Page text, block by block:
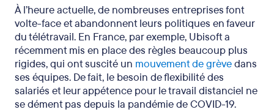
À l’heure actuelle, de nombreuses entreprises font
volte-face et abandonnent leurs politiques en faveur
du télétravail. En France, par exemple, Ubisoft a
récemment mis en place des règles beaucoup plus
rigides, qui ont suscité un mouvement de grèvedans
ses équipes. De fait, le besoin de flexibilité des
salariés et leur appétence pour le travail distanciel ne
se dément pas depuis la pandémie de COVID-19.